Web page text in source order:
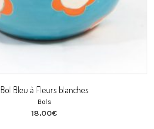
Bol Bleu à Fleurs blanches
Bols
18.00€